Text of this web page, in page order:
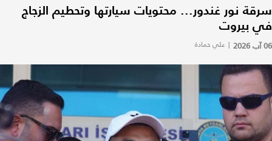
سرقة نور غندور... محتويات سيارتها وتحطيم الزجاج
في بيروت
06 آب 2026 | علي حمادة